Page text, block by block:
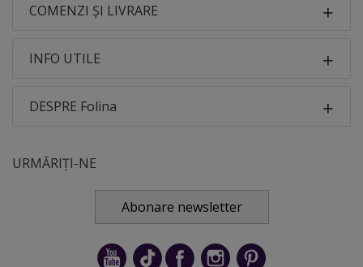
COMENZI ȘI LIVRARE
INFO UTILE
DESPRE Folina
URMĂRIȚI-NE
Abonare newsletter